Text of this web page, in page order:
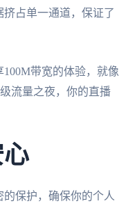
占单一通道，保证了
带宽的体验，就像
流量之夜，你的直播
保护，确保你的个人